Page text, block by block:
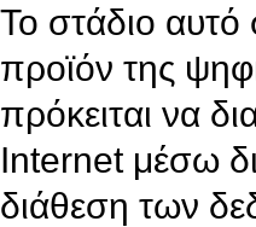
Το στάδιο αυτό
προϊόν της
πρόκειται να
Internet μέσω
διάθεση των